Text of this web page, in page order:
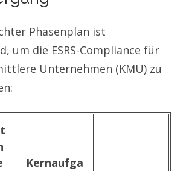
Phasenplan ist
um die ESRS-Compliance für
Unternehmen (KMU) zu
Kernaufga